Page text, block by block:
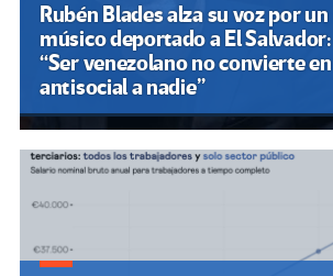
Rubén Blades alza su voz por un
músico deportado a El Salvador:
“Ser venezolano no convierte en
antisocial a nadie”